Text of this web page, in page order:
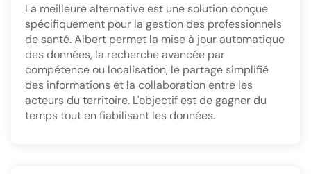
La meilleure alternative est une solution conçue
spécifiquement pour la gestion des professionnels
de santé. Albert permet la mise à jour automatique
des données, la recherche avancée par
compétence ou localisation, le partage simplifié
des informations et la collaboration entre les
acteurs du territoire. L'objectif est de gagner du
temps tout en fiabilisant les données.